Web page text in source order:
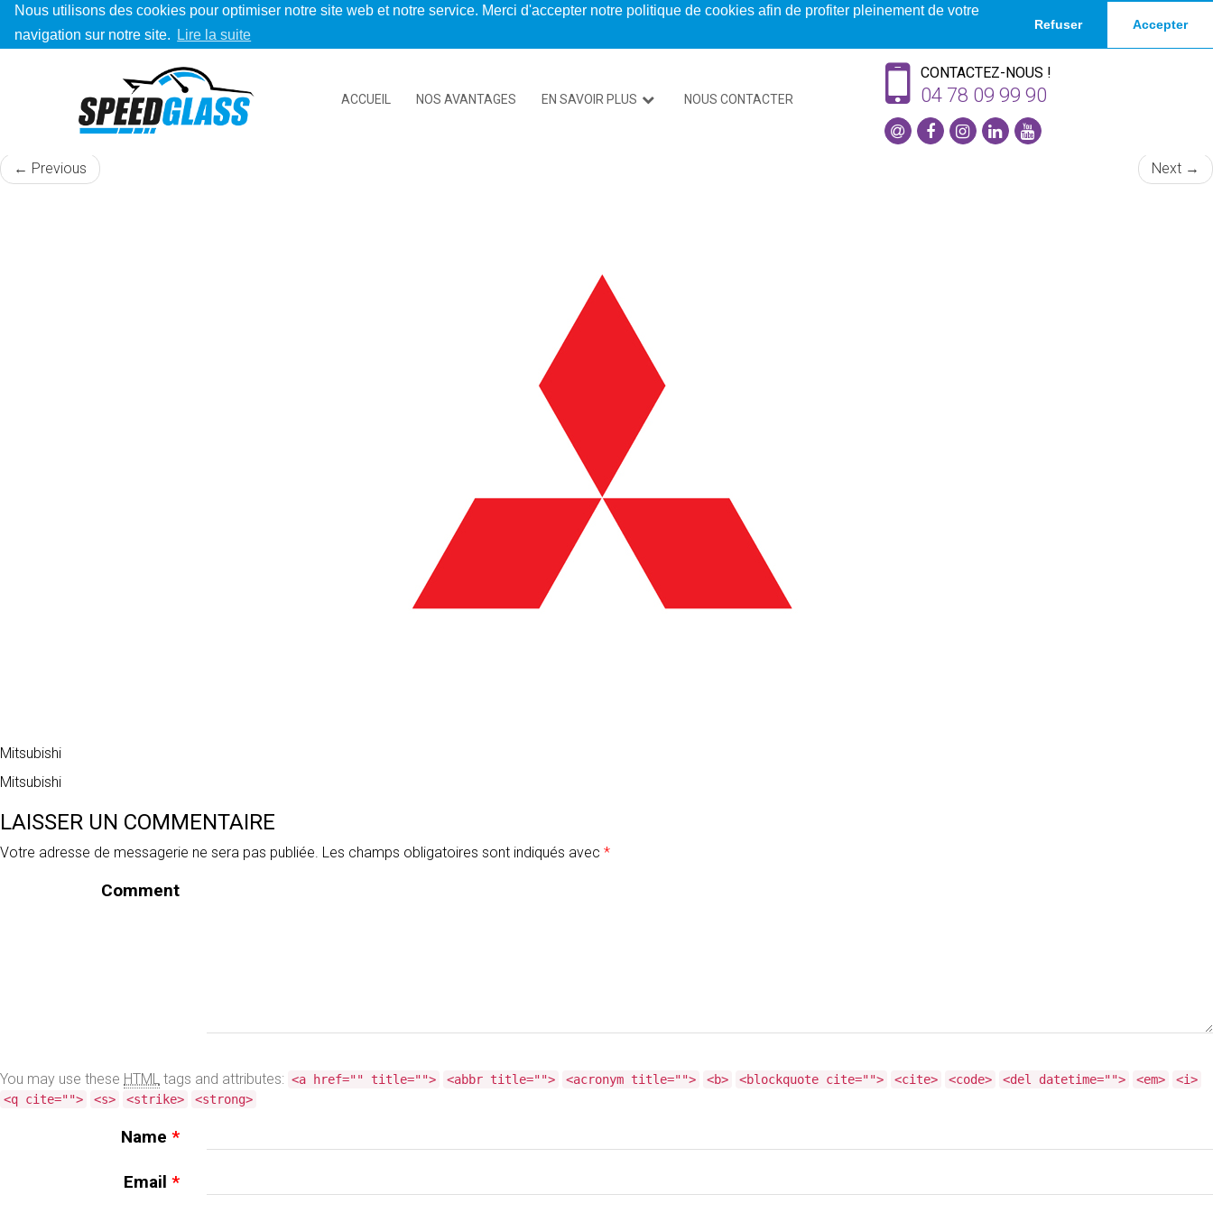
Nous utilisons des cookies pour optimiser notre site web et notre service. Merci d'accepter notre politique de cookies afin de profiter pleinement de votre
navigation sur notre site.
Lire la suite
Refuser Accepter
ACCUEIL NOS AVANTAGES EN SAVOIR PLUS
SPEED’GLASS VILLEURBANNE
SPEED’GLASS NORD-ISÈRE
PARE-BRISE DE VOITURE ENDOMMAGÉ : QUE
FAIRE ?
EXEMPLES D’INTERVENTIONS
NOUS CONTACTER
CONTACTEZ-NOUS !
04 78 09 99 90
Mitsubishi
28 juin 2019at600 × 600inAccueil
← Previous Next →
Mitsubishi
Mitsubishi
LAISSER UN COMMENTAIRE
Votre adresse de messagerie ne sera pas publiée. Les champs obligatoires sont indiqués avec *
Comment
You may use these HTML tags and attributes: <a href="" title=""> <abbr title=""> <acronym title=""> <b> <blockquote cite=""> <cite> <code> <del datetime=""> <em>
<i>
<q cite="">
<s> <strike> <strong>
Name *
Email *